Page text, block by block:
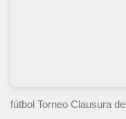
fútbol Torneo Clausura